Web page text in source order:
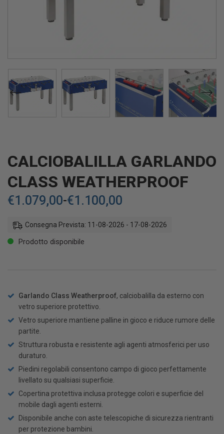
CALCIOBALILLA GARLANDO
CLASS WEATHERPROOF
€1.079,00-€1.100,00
Consegna Prevista: 11-08-2026 - 17-08-2026
Prodotto disponibile
Garlando Class Weatherproof, calciobalilla da esterno con
vetro superiore protettivo.
Vetro superiore mantiene palline in gioco e riduce rumore delle
partite.
Struttura robusta e resistente agli agenti atmosferici per uso
duraturo.
Piedini regolabili consentono campo di gioco perfettamente
livellato su qualsiasi superficie.
Copertina protettiva inclusa protegge colori e superficie del
mobile dagli agenti esterni.
Disponibile anche con aste telescopiche di sicurezza rientranti
per protezione bambini.